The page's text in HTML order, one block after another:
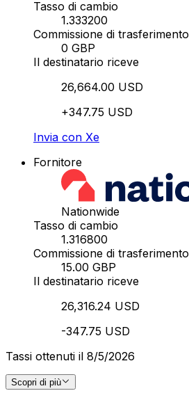
Tasso di cambio
1.333200
Commissione di trasferimento
0 GBP
Il destinatario riceve
26,664.00 USD
+347.75 USD
Invia con Xe
Fornitore
Nationwide
Tasso di cambio
1.316800
Commissione di trasferimento
15.00 GBP
Il destinatario riceve
26,316.24 USD
-347.75 USD
Tassi ottenuti il 8/5/2026
Scopri di più